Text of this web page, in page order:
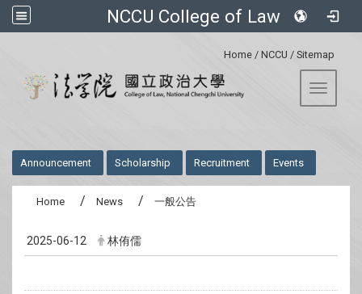
NCCU College of Law
Home / NCCU / Sitemap
Toggle
Announcement Scholarship Recruitment Events
Home News 一般公告
2025-06-12 林侑儒